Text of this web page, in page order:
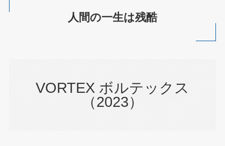
人間の一生は残酷
VORTEX ボルテックス
（2023）